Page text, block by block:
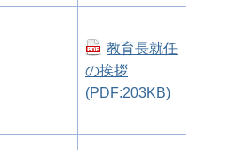
教育長就任
の挨拶
(PDF:203KB)